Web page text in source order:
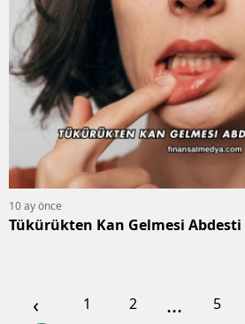
10 ay önce
Tükürükten Kan Gelmesi Abdesti
‹ 1 2 ... 5